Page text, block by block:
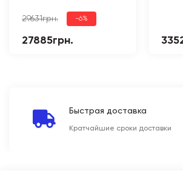
29631грн. -6%
27885грн.
Быстрая доставка
Кратчайшие сроки доставки